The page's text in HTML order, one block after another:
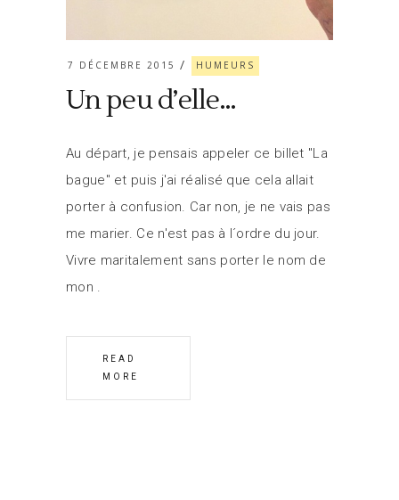
7 DÉCEMBRE 2015 HUMEURS
Un peu d’elle…
Au départ, je pensais appeler ce billet "La
bague" et puis j'ai réalisé que cela allait
porter à confusion. Car non, je ne vais pas
me marier. Ce n'est pas à l´ordre du jour.
Vivre maritalement sans porter le nom de
mon
READ
MORE